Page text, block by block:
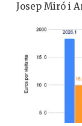
Josep Miró i